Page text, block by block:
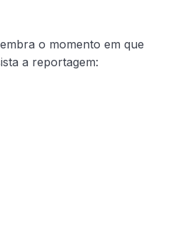
o momento em que
a reportagem: